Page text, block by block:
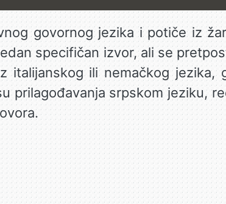
govornog jezika i potiče iz
specifičan izvor, ali se
italijanskog ili nemačkog jezika,
prilagođavanja srpskom jeziku,